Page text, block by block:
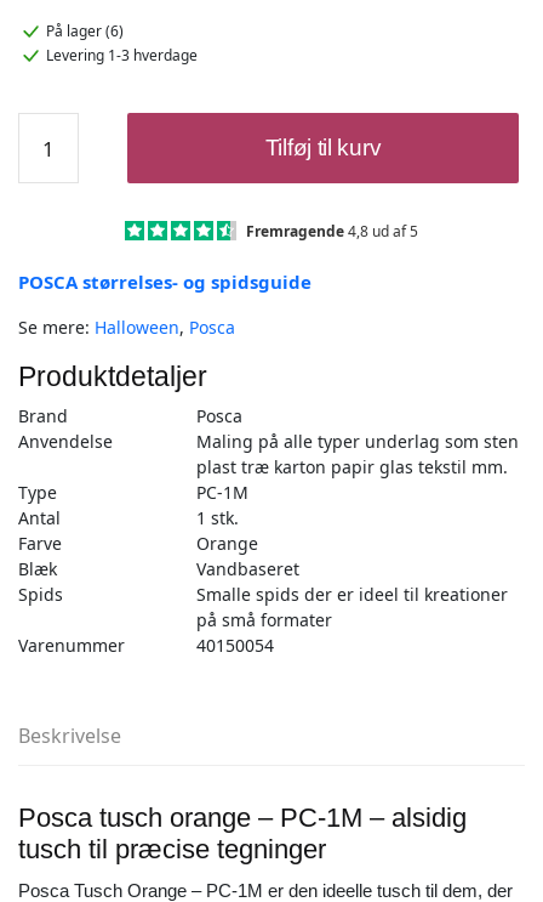
På lager (6)
Levering 1-3 hverdage
Tusch
Orange
-
antal
Tilføj til kurv
Fremragende4,8 ud af 5
POSCA størrelses- og spidsguide
Se mere: Halloween, Posca
Produktdetaljer
Brand
Posca
Anvendelse
Maling på alle typer underlag som sten
plast træ karton papir glas tekstil mm.
Type
PC-1M
Antal
1 stk.
Farve
Orange
Blæk
Vandbaseret
Spids
Smalle spids der er ideel til kreationer
på små formater
Varenummer
40150054
Beskrivelse
Posca tusch orange – PC-1M – alsidig
tusch til præcise tegninger
Posca Tusch Orange – PC-1M er den ideelle tusch til dem, der